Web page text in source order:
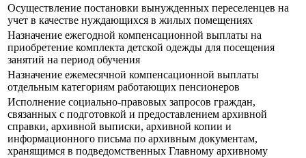
Осуществление постановки вынужденных переселенцев на
учет в качестве нуждающихся в жилых помещениях
Назначение ежегодной компенсационной выплаты на
приобретение комплекта детской одежды для посещения
занятий на период обучения
Назначение ежемесячной компенсационной выплаты
отдельным категориям работающих пенсионеров
Исполнение социально-правовых запросов граждан,
связанных с подготовкой и предоставлением архивной
справки, архивной выписки, архивной копии и
информационного письма по архивным документам,
хранящимся в подведомственных Главному архивному